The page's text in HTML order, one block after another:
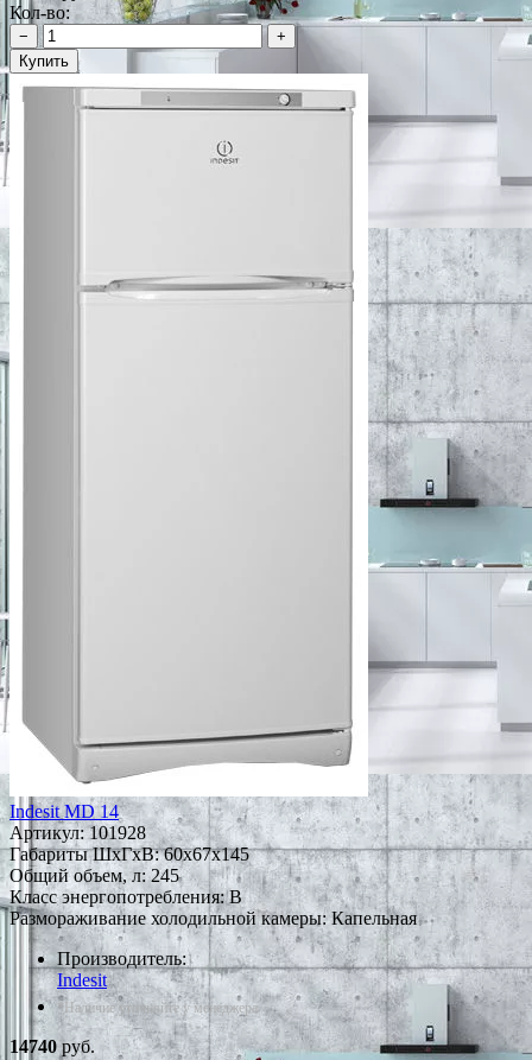
Кол-во:
−
+
Купить
Indesit MD 14
Артикул:101928
Габариты ШxГxВ: 60x67x145
Общий объем, л: 245
Класс энергопотребления: B
Размораживание холодильной камеры: Капельная
Производитель:
Indesit
*Наличие уточняйте у менеджера
14740руб.